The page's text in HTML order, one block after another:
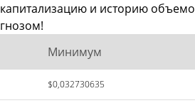
и историю
Минимум
$0,032730635